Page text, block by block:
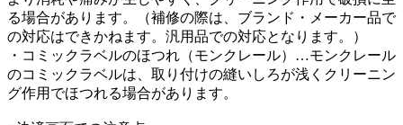
る場合があります。（補修の際は、ブランド・メーカー品で
の対応はできかねます。汎用品での対応となります。）
・コミックラベルのほつれ（モンクレール）…モンクレール
のコミックラベルは、取り付けの縫いしろが浅くクリーニン
グ作用でほつれる場合があります。